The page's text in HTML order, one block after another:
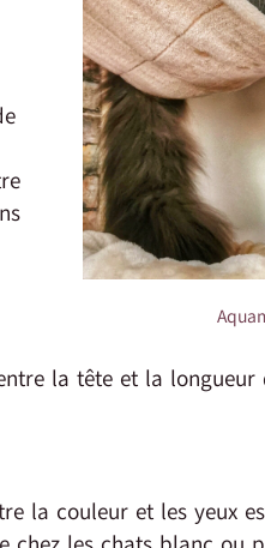
la tête et la longueur
la couleur et les yeux